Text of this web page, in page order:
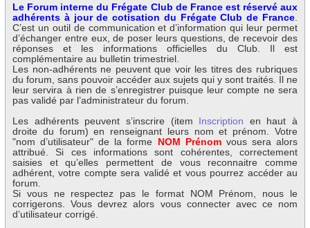
Le Forum interne du Frégate Club de France est réservé aux
adhérents à jour de cotisation du Frégate Club de France
C’est un outil de communication et d’information qui leur permet
d’échanger entre eux, de poser leurs questions, de recevoir des
réponses et les informations officielles du Club. Il est
complémentaire au bulletin trimestriel.
Les non-adhérents ne peuvent que voir les titres des rubriques
du forum, sans pouvoir accéder aux sujets qui y sont traités. Il ne
leur servira à rien de s’enregistrer puisque leur compte ne sera
pas validé par l’administrateur du forum.
Les adhérents peuvent s’inscrire (item Inscription en haut à
droite du forum) en renseignant leurs nom et prénom. Votre
"nom d’utilisateur" de la forme NOM Prénomvous sera alors
attribué. Si ces informations sont cohérentes, correctement
saisies et qu’elles permettent de vous reconnaitre comme
adhérent, votre compte sera validé et vous pourrez accéder au
forum.
Si vous ne respectez pas le format NOM Prénom, nous le
corrigerons. Vous devrez alors vous connecter avec ce nom
d’utilisateur corrigé.